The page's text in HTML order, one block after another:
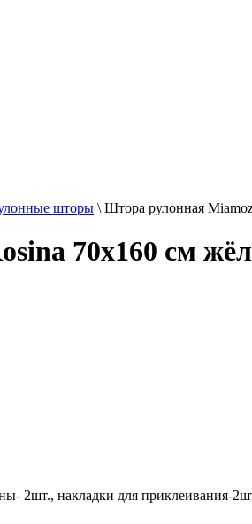
шторы \ Штора рулонная
70x160 см
2шт., накладки для приклеивания-